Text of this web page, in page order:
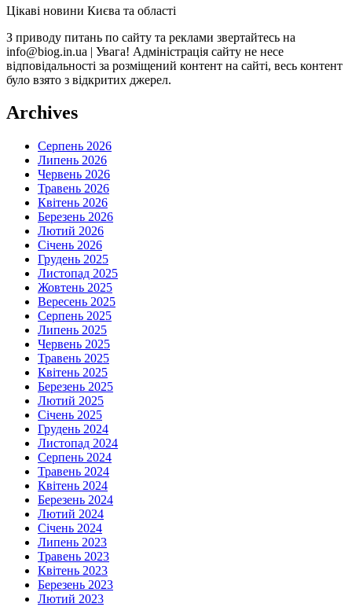
Цікаві новини Києва та області
З приводу питань по сайту та реклами звертайтесь на
info@biog.in.ua | Увага! Адміністрація сайту не несе
відповідальності за розміщений контент на сайті, весь контент
було взято з відкритих джерел.
Archives
Серпень 2026
Липень 2026
Червень 2026
Травень 2026
Квітень 2026
Березень 2026
Лютий 2026
Січень 2026
Грудень 2025
Листопад 2025
Жовтень 2025
Вересень 2025
Серпень 2025
Липень 2025
Червень 2025
Травень 2025
Квітень 2025
Березень 2025
Лютий 2025
Січень 2025
Грудень 2024
Листопад 2024
Серпень 2024
Травень 2024
Квітень 2024
Березень 2024
Лютий 2024
Січень 2024
Липень 2023
Травень 2023
Квітень 2023
Березень 2023
Лютий 2023